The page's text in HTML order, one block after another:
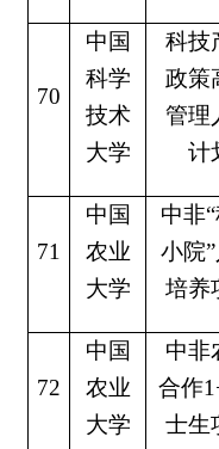
70
中国
科学
技术
大学
科技
政策
管理
计
71
中国
农业
大学
中非
小院
培养
72
中国
农业
大学
中非
合作
士生